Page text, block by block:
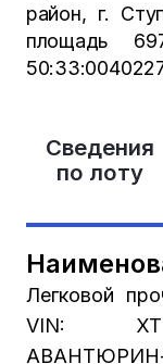
Сведения
по лоту
Легковой
VIN:
АВАНТЮРИН-
район, г.
площадь